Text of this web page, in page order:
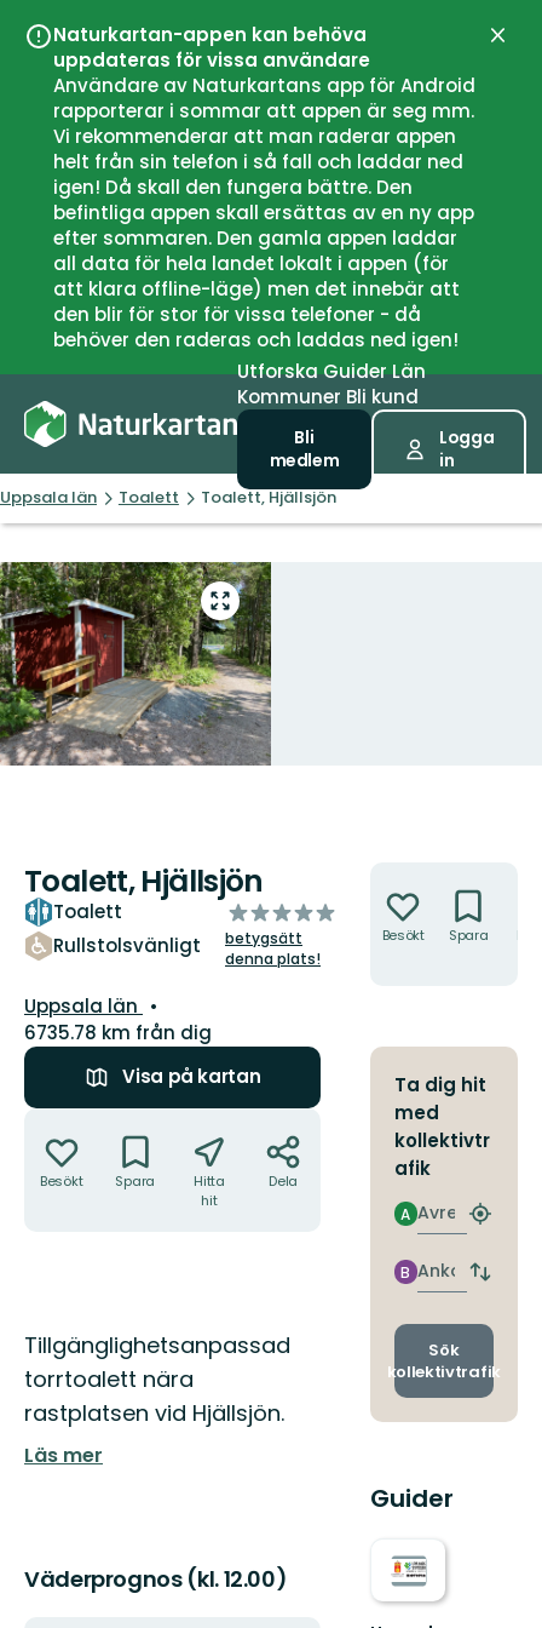
Naturkartan-appen kan behöva
uppdateras för vissa användare
Användare av Naturkartans app för Android
rapporterar i sommar att appen är seg mm.
Vi rekommenderar att man raderar appen
helt från sin telefon i så fall och laddar ned
igen! Då skall den fungera bättre. Den
befintliga appen skall ersättas av en ny app
efter sommaren. Den gamla appen laddar
all data för hela landet lokalt i appen (för
att klara offline-läge) men det innebär att
den blir för stor för vissa telefoner - då
behöver den raderas och laddas ned igen!
UtforskaGuiderLän
Kommuner Bli kund
Bli
medlem
Logga
in
Uppsala län Toalett Toalett, Hjällsjön
Gå
till
helskärmsläge
Toalett, Hjällsjön
Toalett
Rullstolsvänligt
av
5
stjärnor
betygsätt
denna plats!
Län:
Uppsala län
6735.78 km från dig
Visa på kartan
Besökt Spara
Hitta
hit
Dela
Beskrivning
Tillgänglighetsanpassad
torrtoalett nära
rastplatsen vid Hjällsjön.
Läs mer
Väderprognos (kl. 12.00)
Besökt Spara
Ta dig hit
med
kollektivtr
afik
Avresa
A
Hitta
Ankomst
B
Byt
och
Sök
kollektivtrafik
Guider